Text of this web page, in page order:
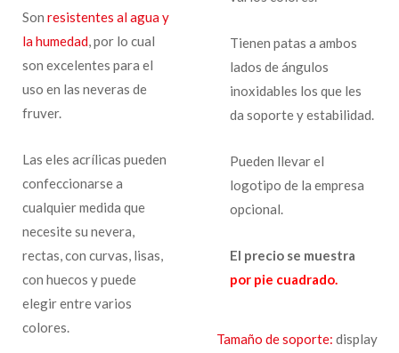
Son resistentes al agua y
la humedad, por lo cual
son excelentes para el
uso en las neveras de
fruver.
Las eles acrílicas pueden
confeccionarse a
cualquier medida que
necesite su nevera,
rectas, con curvas, lisas,
con huecos y puede
elegir entre varios
colores.
Tienen patas a ambos
lados de ángulos
inoxidables los que les
da soporte y estabilidad.
Pueden llevar el
logotipo de la empresa
opcional.
El precio se muestra
por pie cuadrado.
Tamaño de soporte: display